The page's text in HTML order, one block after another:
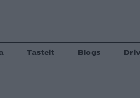
Tasteit Blogs